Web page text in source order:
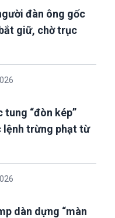
đàn ông gốc
giữ, chờ trục
tung “đòn kép”
lệnh trừng phạt từ
dàn dựng “màn